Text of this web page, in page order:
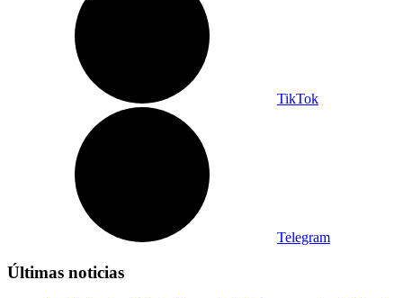
TikTok
Telegram
Últimas noticias